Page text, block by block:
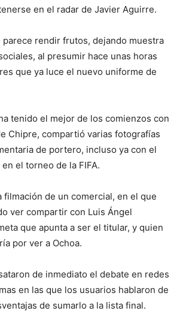
en el radar de Javier Aguirre.
parece rendir frutos, dejando muestra
al presumir hace unas horas
que ya luce el nuevo uniforme de
tenido el mejor de los comienzos con
Chipre, compartió varias fotografías
de portero, incluso ya con el
el torneo de la FIFA.
filmación de un comercial, en el que
ver compartir con Luis Ángel
que apunta a ser el titular, y quien
por ver a Ochoa.
de inmediato el debate en redes
en las que los usuarios hablaron de
de sumarlo a la lista final.